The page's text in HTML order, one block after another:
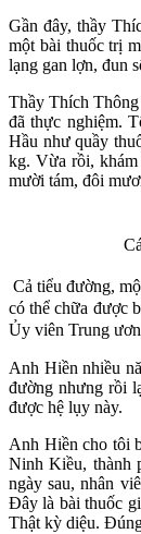
Gần đây, thầy
một bài thuốc trị
lạng gan lợn, đun
Thầy Thích
đã thực nghiệm.
Hầu như quầy
kg. Vừa rồi, khám
mười tám, đôi
Cả tiểu đường,
có thể chữa được
Ủy viên Trung
Anh Hiền nhiều
đường nhưng rồi
được hệ lụy này.
Anh Hiền cho tôi
Ninh Kiều, thành
ngày sau, nhân
Đây là bài thuốc
Thật kỳ diệu.